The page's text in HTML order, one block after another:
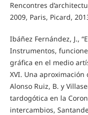
Rencontres
2009, Paris, Picard,
Ibáñez Fernández, J.,
Instrumentos,
gráfica en el medio
XVI. Una
Alonso Ruiz, B. y
tardogótica en la
intercambios,